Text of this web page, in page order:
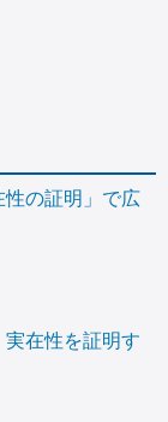
性の証明」で広
在性を証明す